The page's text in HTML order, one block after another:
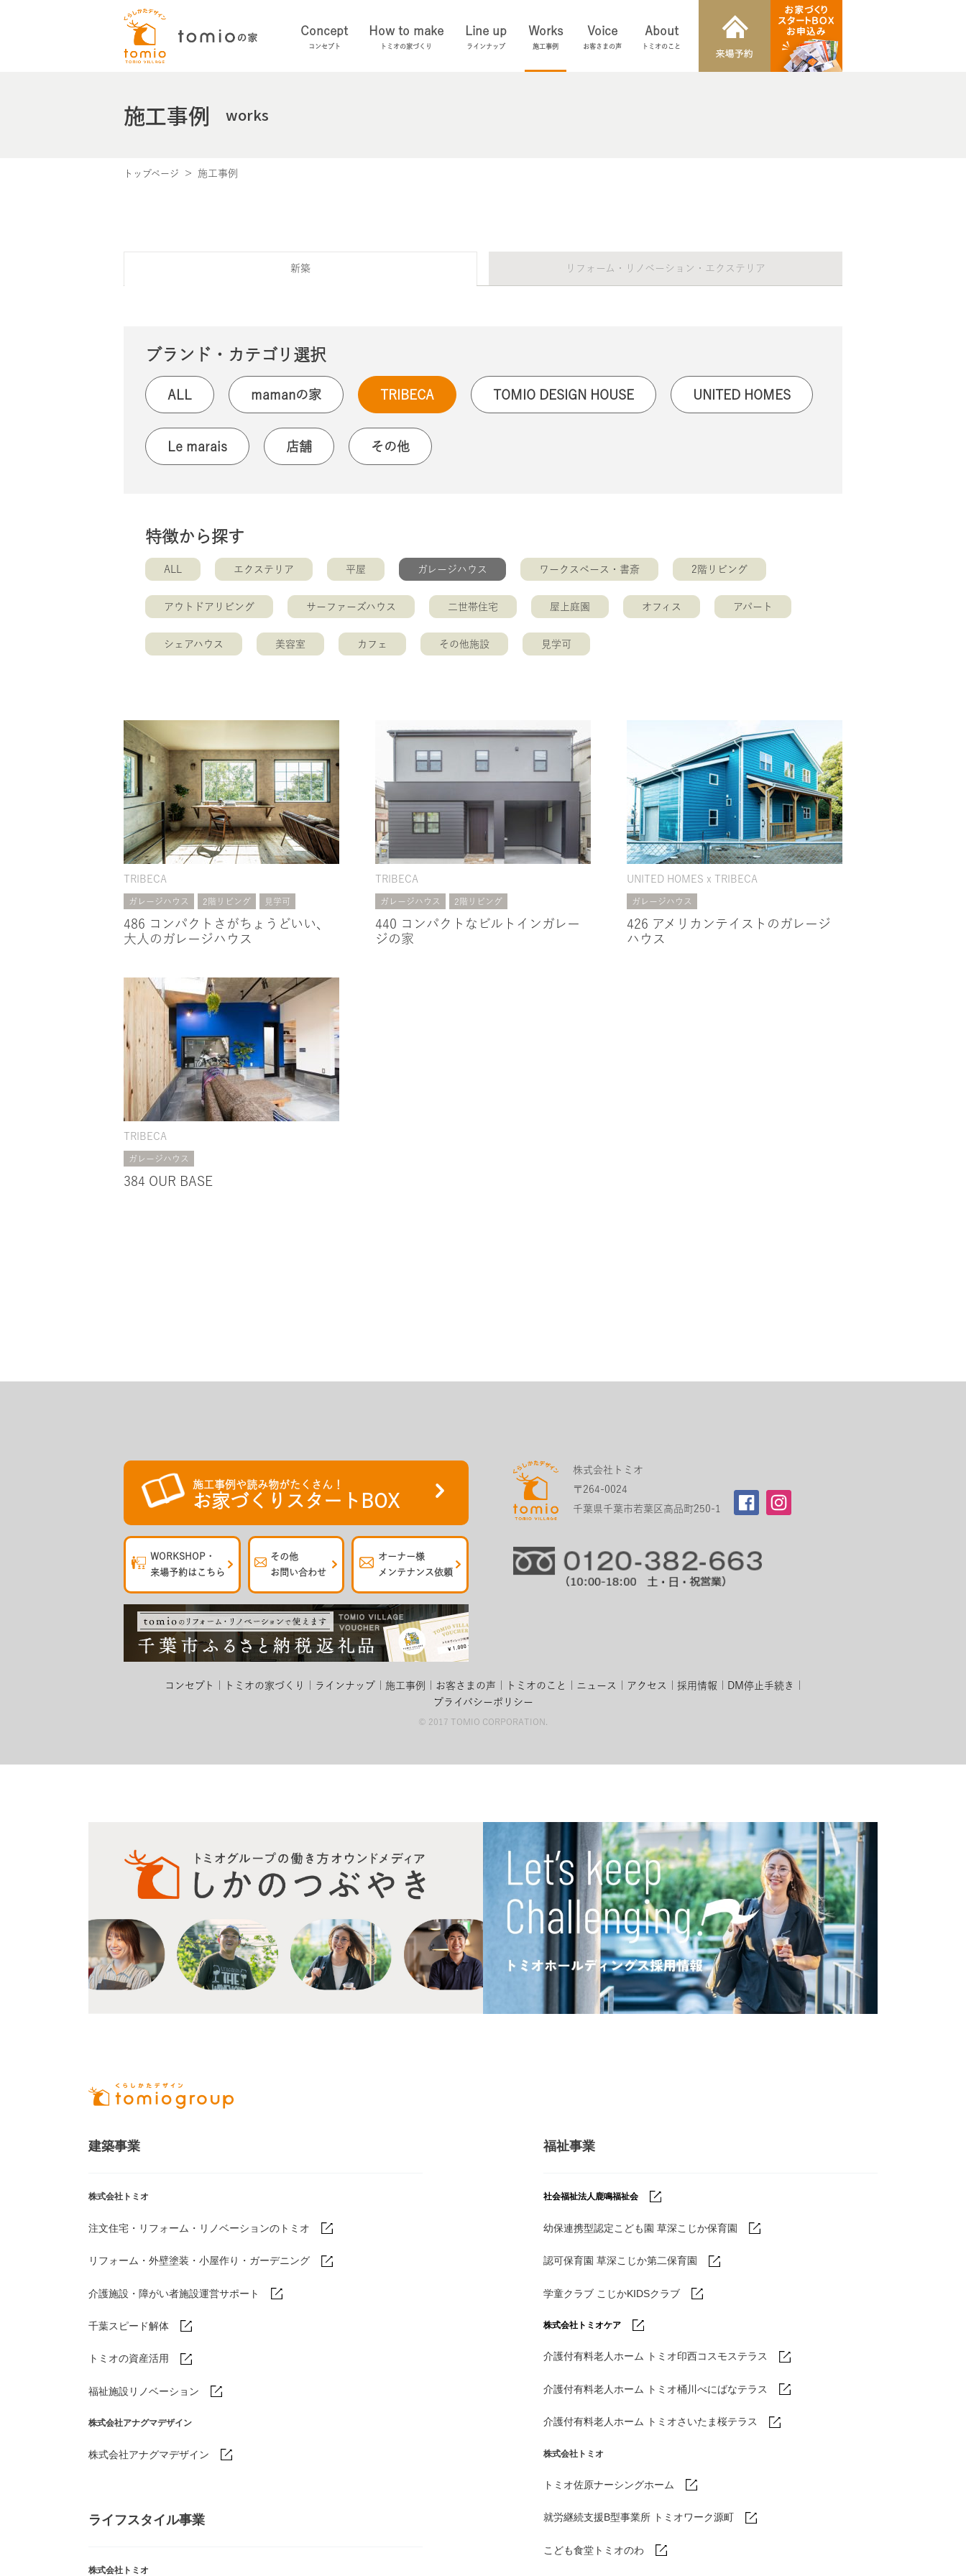
Concept
コンセプト
How to make
トミオの家づくり
Line up
ラインナップ
Works
施工事例
Voice
お客さまの声
About
トミオのこと
施工事例 works
トップページ 施工事例
新築 リフォーム・リノベーション・エクステリア
ブランド・カテゴリ選択
ALL mamanの家 TRIBECA TOMIO DESIGN HOUSE UNITED HOMES
Le marais 店舗 その他
特徴から探す
ALL エクステリア 平屋 ガレージハウス ワークスペース・書斎 2階リビング
アウトドアリビング サーファーズハウス 二世帯住宅 屋上庭園 オフィス アパート
シェアハウス 美容室 カフェ その他施設 見学可
TRIBECA
ガレージハウス 2階リビング 見学可
486 コンパクトさがちょうどいい、
大人のガレージハウス
TRIBECA
ガレージハウス 2階リビング
440 コンパクトなビルトインガレー
ジの家
UNITED HOMES x TRIBECA
ガレージハウス
426 アメリカンテイストのガレージ
ハウス
TRIBECA
ガレージハウス
384 OUR BASE
施工事例や読み物がたくさん！
お家づくりスタートBOX
WORKSHOP・
来場予約はこちら
その他
お問い合わせ
オーナー様
メンテナンス依頼
株式会社トミオ
〒264-0024
千葉県千葉市若葉区高品町250-1
コンセプト トミオの家づくり ラインナップ 施工事例 お客さまの声 トミオのこと ニュース アクセス 採用情報
DM停止手続き
プライバシーポリシー
© 2017 TOMIO CORPORATION.
建築事業
株式会社トミオ
注文住宅・リフォーム・リノベーションのトミオ
リフォーム・外壁塗装・小屋作り・ ガーデニング
介護施設・障がい者施設運営サポート
千葉スピード解体
トミオの資産活用
福祉施設リノベーション
株式会社アナグマデザイン
株式会社アナグマデザイン
ライフスタイル事業
株式会社トミオ
福祉事業
社会福祉法人鹿鳴福祉会
幼保連携型認定こども園 草深こじか保育園
認可保育園 草深こじか第二保育園
学童クラブ こじかKIDSクラブ
株式会社トミオケア
介護付有料老人ホーム トミオ印西コスモステラス
介護付有料老人ホーム トミオ桶川べにばなテラス
介護付有料老人ホーム トミオさいたま桜テラス
株式会社トミオ
トミオ佐原ナーシングホーム
就労継続支援B型事業所 トミオワーク源町
こども食堂トミオのわ